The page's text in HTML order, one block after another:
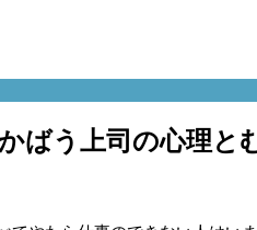
ばう上司の心理と